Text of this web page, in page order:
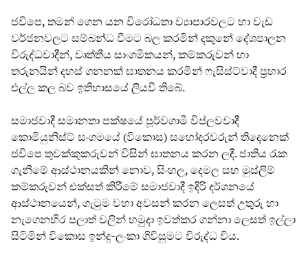
ජවිපෙ, තමන් ගෙන යන විරෝධතා ව්‍යාපාරවලට හා වැඩ
වර්ජනවලට සම්බන්ධ වීමට බල කරමින් දකුනේ දේශපාලන
විරුද්ධවාදීන්, වෘත්තීය සාංගමිකයන්, කම්කරුවන් හා
තරුනයින් දහස් ගනනක් ඝාතනය කරමින් ෆැසිස්ට්වාදී ප්‍රහාර
එල්ල කල බව ඉතිහාසයේ ලියවී තිබේ.
සමාජවාදී සමානතා පක්ෂයේ පූර්වගාමී විප්ලවවාදී
කොමියුනිස්ට් සංගමයේ (විකොස) සහෝදරවරුන් තිදෙනෙක්
ජවිපෙ තුවක්කුකරුවන් විසින් ඝාතනය කරන ලදී. ජාතිය රැක
ගැනීමේ ආස්ථානයකින් නොව, සිංහල, දෙමල සහ මුස්ලිම්
කම්කරුවන් එක්සත් කිරීමේ සමාජවාදී ඉදිරි දර්ශනයේ
ආස්ථානයෙන්, ගැටුම වහා අවසන් කරන ලෙසත් උතුරු හා
නැගෙනහිර පලාත් වලින් හමුදා ඉවත්කර ගන්නා ලෙසත් ඉල්ලා
සිටිමින් විකොස ඉන්දු-ලංකා ගිවිසුමට විරුද්ධ විය.